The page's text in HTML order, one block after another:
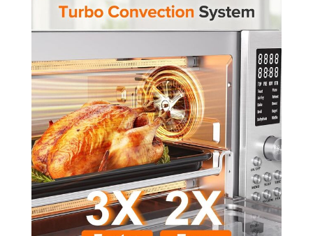
visualisation fournit
une grande quantité
d'informations pour
une expérience
interactive ultime.
Contenu de
l'emballage : le grille-
pain numérique
Bravo est livré avec 1
étagère de cuisine
haute résistance, 1
plateau de cuisson, 1
plateau amovible
pour miettes, 1
panier de friture à air
de 30,5 x 22,5 cm, 1